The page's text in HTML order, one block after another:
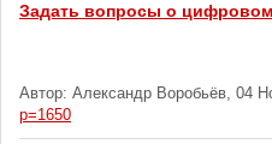
Задать вопросы о
Автор: Александр Воробьёв, 04
p=1650